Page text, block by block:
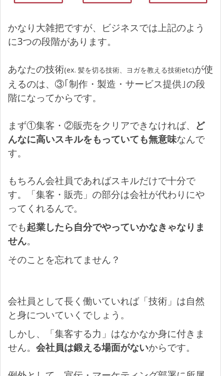
かなり大雑把ですが、ビジネスでは上記のよう
に3つの段階があります。
あなたの技術(ex. 髪を切る技術、ヨガを教える技術etc)が使
えるのは、③｢制作・製造・サービス提供｣の段
階になってからです。
まず①集客・②販売をクリアできなければ、
ど
んなに高いスキルをもっていても無意味なんで
す。
もちろん会社員であればスキルだけで十分で
す。「集客・販売」の部分は会社が代わりにや
ってくれるんで。
でも起業したら自分でやっていかなきゃなりま
せん。
そのことを忘れてません？
会社員として長く働いていれば「技術」は自然
と身についていくでしょう。
しかし、「集客する力」はなかなか身に付きま
せん。 会社員は鍛える場面がないからです。